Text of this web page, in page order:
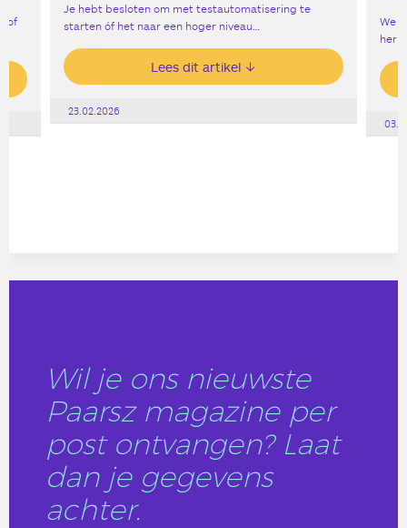
of
Je hebt besloten om met testautomatisering te
starten óf het naar een hoger niveau…
Lees dit artikel
23.02.2026
We
Wil je ons nieuwste
Paarsz magazine per
post ontvangen? Laat
dan je gegevens
achter.